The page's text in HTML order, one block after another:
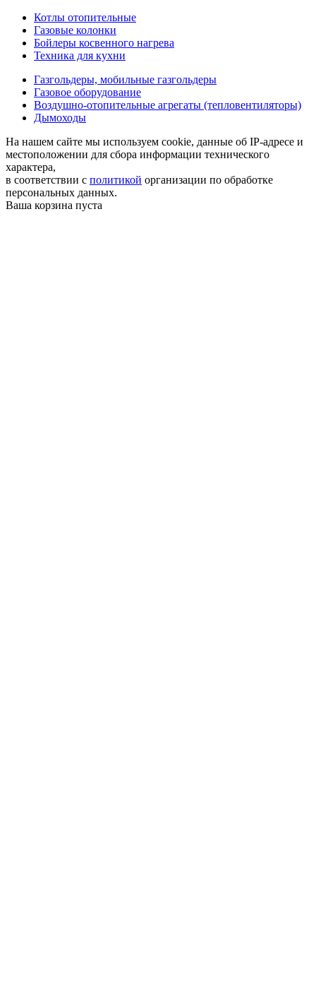
Котлы отопительные
Газовые колонки
Бойлеры косвенного нагрева
Техника для кухни
Газгольдеры, мобильные газгольдеры
Газовое оборудование
Воздушно-отопительные агрегаты (тепловентиляторы)
Дымоходы
На нашем сайте мы используем cookie, данные об IP-адресе и
местоположении для сбора информации технического
характера,
в соответствии с политикой организации по обработке
персональных данных.
Ваша корзина пуста